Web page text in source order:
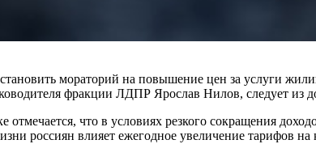
мораторий на повышение цен за услуги
фракции ЛДПР Ярослав Нилов, следует из
отмечается, что в условиях резкого сокращения
россиян влияет ежегодное увеличение тарифов